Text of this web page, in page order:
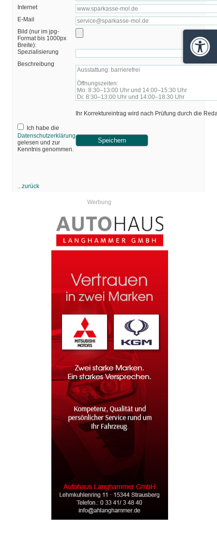
Internet
E-Mail
Bild (nur im jpg-
Format bis 1000px
Breite):
Spezialisierung
Beschreibung
Ihr Korrektureintrag wird nach Prüfung durch die
Ich habe die
Datenschutzerklärung
gelesen und zur
Kenntnis genommen.
...zurück
Werbung